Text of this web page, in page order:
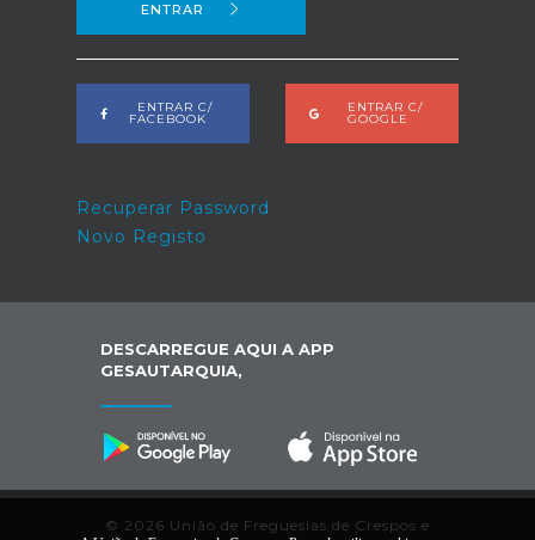
ENTRAR
ENTRAR C/
FACEBOOK
ENTRAR C/
GOOGLE
Recuperar Password
Novo Registo
DESCARREGUE AQUI A APP
GESAUTARQUIA,
© 2026 União de Freguesias de Crespos e